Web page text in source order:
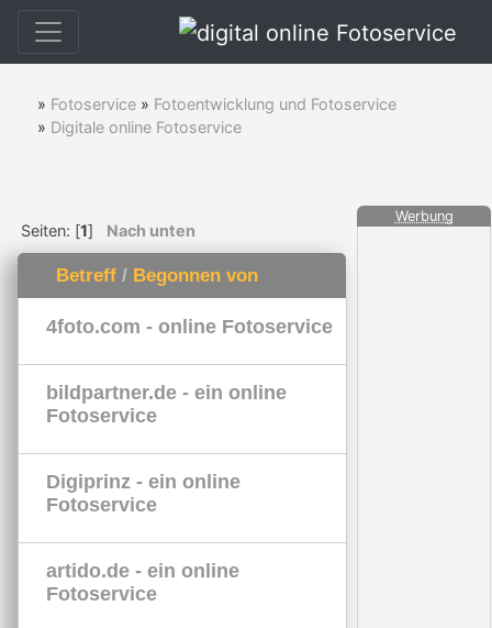
» Fotoservice » Fotoentwicklung und Fotoservice
» Digitale online Fotoservice
Seiten: [1] Nach unten
Betreff/ Begonnen von
4foto.com - online Fotoservice
bildpartner.de - ein online
Fotoservice
Digiprinz - ein online
Fotoservice
artido.de - ein online
Fotoservice
Werbung